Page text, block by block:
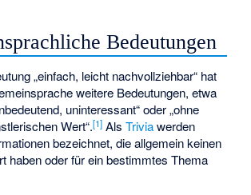
Bedeutungen
„einfach, leicht nachvollziehbar“ hat
weitere Bedeutungen, etwa
uninteressant“ oder „ohne
Wert“.[1] AlsTriviawerden
bezeichnet, die allgemein keinen
haben oder für ein bestimmtes Thema